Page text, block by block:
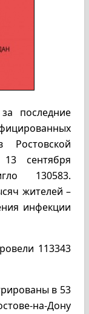
последние
Ростовской
сентября
130583.
жителей –
инфекции
113343
в 53
на-Дону